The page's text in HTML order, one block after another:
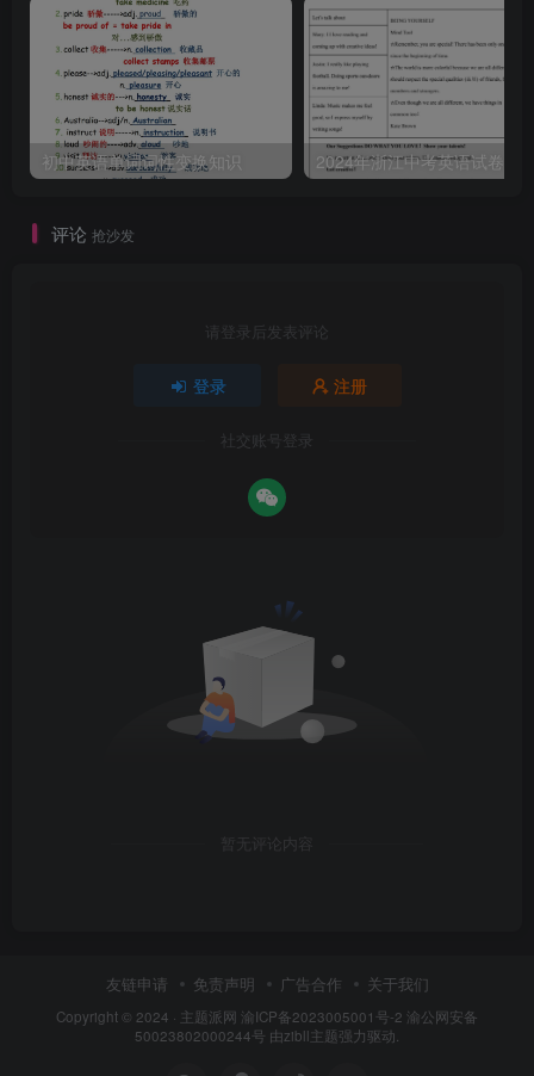
初中英语单词词性变换知识 2024年浙江中考英语试卷
评论 抢沙发
请登录后发表评论
登录 注册
社交账号登录
暂无评论内容
友链申请 免责声明 广告合作 关于我们
Copyright © 2024 · 主题派网 渝ICP备2023005001号-2 渝公网安备
50023802000244号 由zibll主题强力驱动.